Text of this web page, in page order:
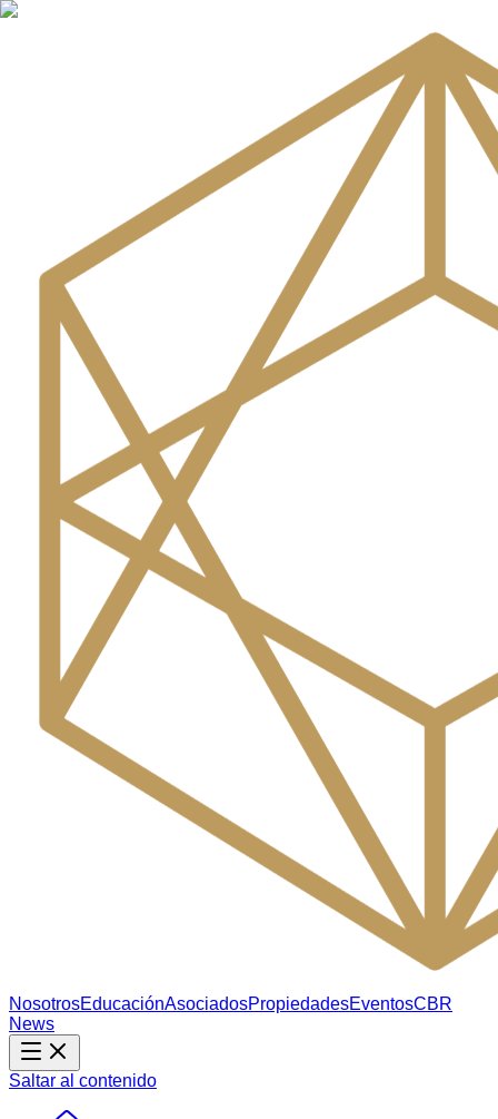
NosotrosEducaciónAsociadosPropiedadesEventosCBR
News
Saltar al contenido